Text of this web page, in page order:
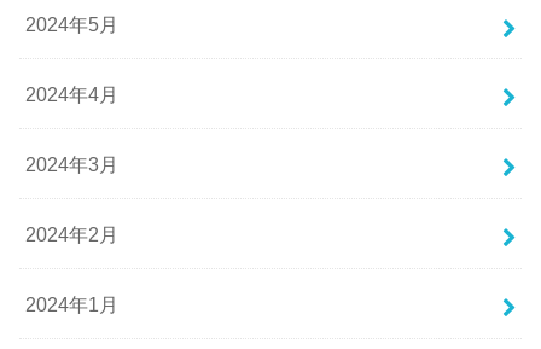
2024年5月
2024年4月
2024年3月
2024年2月
2024年1月